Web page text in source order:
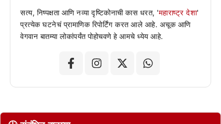
सत्य, निष्पक्षता आणि नव्या दृष्टिकोनाची कास धरत, 'महाराष्ट्र देशा'
प्रत्येक घटनेचं प्रामाणिक रिपोर्टिंग करत आले आहे. अचूक आणि
वेगवान बातम्या लोकांपर्यंत पोहोचवणे हे आमचे ध्येय आहे.